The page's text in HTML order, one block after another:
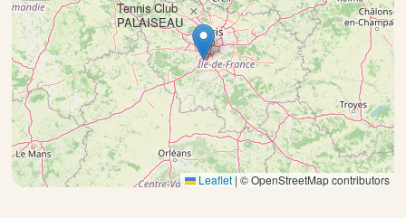
Tennis Club
PALAISEAU
×
Leaflet | © OpenStreetMap contributors